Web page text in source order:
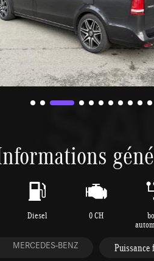
Diesel 0 CH
MERCEDES-BENZ Puissance